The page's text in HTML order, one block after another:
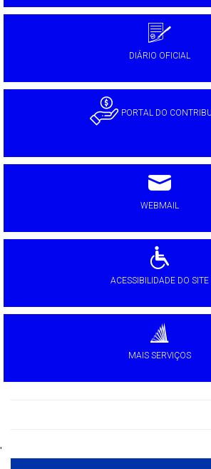
DIÁRIO OFICIAL
PORTAL DO
WEBMAIL
ACESSIBILIDADE DO SITE
MAIS SERVIÇOS
'